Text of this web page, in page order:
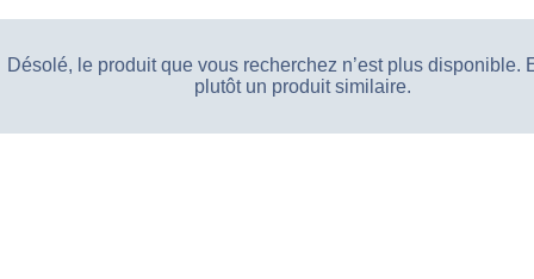
Désolé, le produit que vous recherchez n’est plus disponible.
plutôt un produit similaire.